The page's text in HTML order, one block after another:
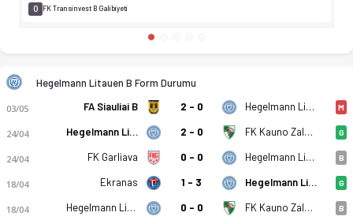
0 FK Transinvest B Galibiyeti
Hegelmann Litauen B Form Durumu
03/05 FA Siauliai B 2 - 0 Hegelmann Litauen B M
24/04 Hegelmann Litauen B 2 - 0 FK Kauno Zalgiris B G
24/04 FK Garliava 0 - 0 Hegelmann Litauen B B
18/04 Ekranas 1 - 3 Hegelmann Litauen B G
18/04 Hegelmann Litauen B 0 - 0 FK Kauno Zalgiris B B